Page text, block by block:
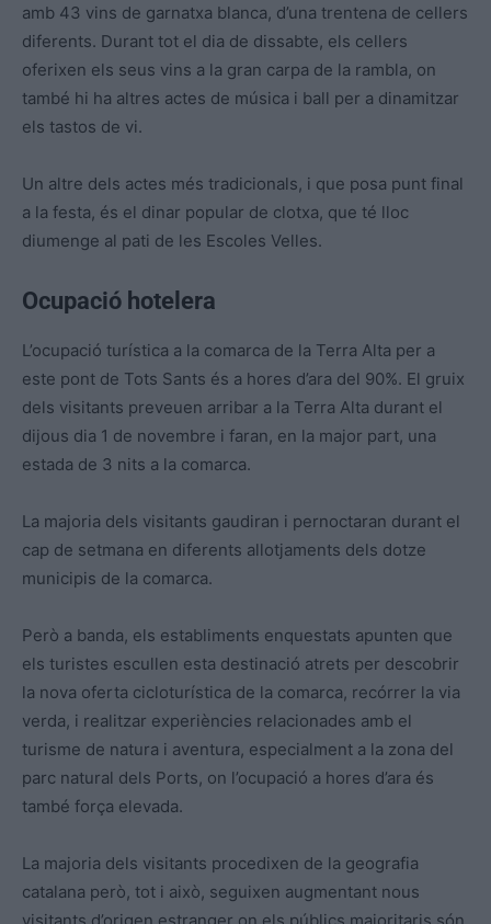
amb 43 vins de garnatxa blanca, d’una trentena de cellers
diferents. Durant tot el dia de dissabte, els cellers
oferixen els seus vins a la gran carpa de la rambla, on
també hi ha altres actes de música i ball per a dinamitzar
els tastos de vi.
Un altre dels actes més tradicionals, i que posa punt final
a la festa, és el dinar popular de clotxa, que té lloc
diumenge al pati de les Escoles Velles.
Ocupació hotelera
L’ocupació turística a la comarca de la Terra Alta per a
este pont de Tots Sants és a hores d’ara del 90%. El gruix
dels visitants preveuen arribar a la Terra Alta durant el
dijous dia 1 de novembre i faran, en la major part, una
estada de 3 nits a la comarca.
La majoria dels visitants gaudiran i pernoctaran durant el
cap de setmana en diferents allotjaments dels dotze
municipis de la comarca.
Però a banda, els establiments enquestats apunten que
els turistes escullen esta destinació atrets per descobrir
la nova oferta cicloturística de la comarca, recórrer la via
verda, i realitzar experiències relacionades amb el
turisme de natura i aventura, especialment a la zona del
parc natural dels Ports, on l’ocupació a hores d’ara és
també força elevada.
La majoria dels visitants procedixen de la geografia
catalana però, tot i això, seguixen augmentant nous